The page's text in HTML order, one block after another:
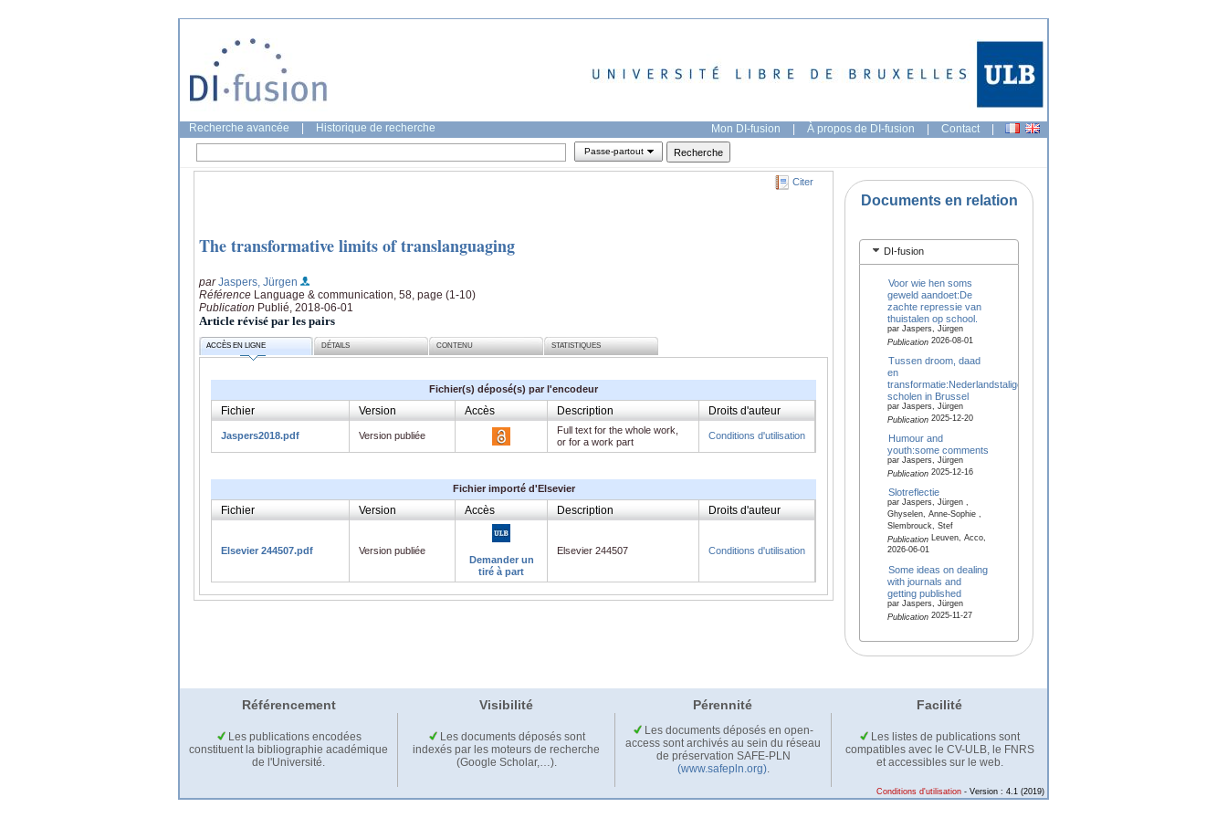
Recherche avancée Historique de recherche Mon DI-fusion | À propos de DI-fusion | Contact |
Passe-partout
Citer
The transformative limits of translanguaging
parJaspers, Jürgen
Référence Language & communication, 58, page (1-10)
Publication Publié, 2018-06-01
Article révisé par les pairs
ACCÈS EN LIGNE DÉTAILS CONTENU STATISTIQUES
Fichier(s) déposé(s) par l'encodeur
Fichier Version Accès Description Droits d'auteur
Jaspers2018.pdf Version publiée
Full text for the whole work,
or for a work part
Conditions d'utilisation
Fichier importé d'Elsevier
Fichier Version Accès Description Droits d'auteur
Elsevier 244507.pdf
Version publiée
Demander un
tiré à part
Elsevier 244507 Conditions d'utilisation
Documents en relation
DI-fusion
Voor wie hen soms
geweld aandoet:De
zachte repressie van
thuistalen op school.
par Jaspers, Jürgen
Publication2026-08-01
Tussen droom, daad
en
transformatie:Nederlandstalige
scholen in Brussel
par Jaspers, Jürgen
Publication2025-12-20
Humour and
youth:some comments
par Jaspers, Jürgen
Publication2025-12-16
Slotreflectie
par Jaspers, Jürgen ,
Ghyselen, Anne-Sophie ,
Slembrouck, Stef
PublicationLeuven, Acco,
2026-06-01
Some ideas on dealing
with journals and
getting published
par Jaspers, Jürgen
Publication2025-11-27
Référencement Visibilité Pérennité Facilité
Les publications encodées
constituent la bibliographie académique
de l'Université.
Les documents déposés sont
indexés par les moteurs de recherche
(Google Scholar,…).
Les documents déposés en open-
access sont archivés au sein du réseau
de préservation SAFE-PLN
(www.safepln.org).
Les listes de publications sont
compatibles avec le CV-ULB, le FNRS
et accessibles sur le web.
Conditions d'utilisation - Version : 4.1 (2019)